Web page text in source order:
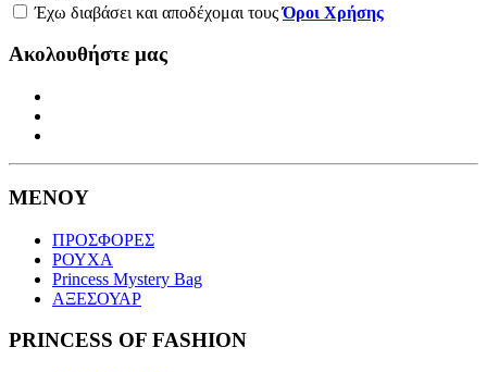
Έχω διαβάσει και αποδέχομαι τουςΌροι Χρήσης
Ακολουθήστε μας
ΜΕΝΟΥ
ΠΡΟΣΦΟΡΕΣ
ΡΟΥΧΑ
Princess Mystery Bag
ΑΞΕΣΟΥΑΡ
PRINCESS OF FASHION